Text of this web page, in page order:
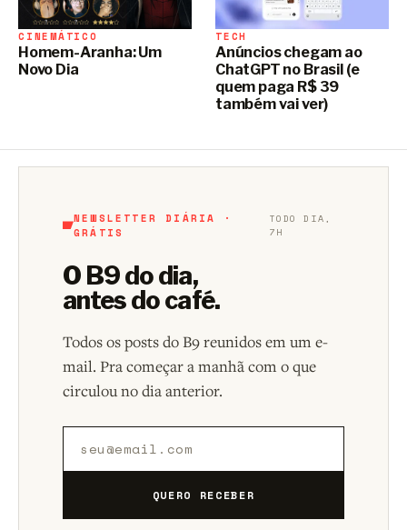
CINEMÁTICO
Homem-Aranha: Um
Novo Dia
TECH
Anúncios chegam ao
ChatGPT no Brasil (e
quem paga R$ 39
também vai ver)
NEWSLETTER DIÁRIA ·
GRÁTIS
TODO DIA,
7H
O B9 do dia,
antes do café.
Todos os posts do B9 reunidos em um e-
mail. Pra começar a manhã com o que
circulou no dia anterior.
QUERO RECEBER